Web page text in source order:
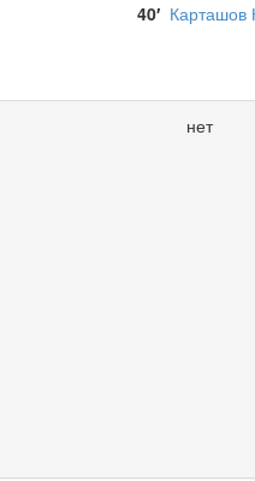
40′ Карташов
нет